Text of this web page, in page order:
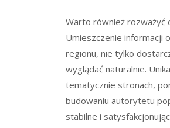
Warto również rozważyć
Umieszczenie informacji
regionu, nie tylko
wyglądać naturalnie.
tematycznie stronach,
budowaniu autorytetu
stabilne i